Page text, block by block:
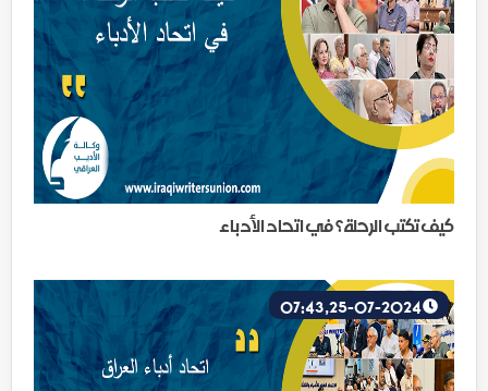
كيف تكتب الرحلة؟ في اتحاد الأدباء